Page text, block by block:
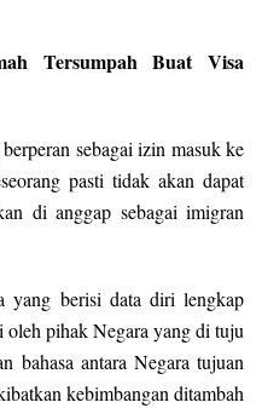
Tersumpah Buat Visa
sebagai izin masuk ke
pasti tidak akan dapat
di anggap sebagai imigran
yang berisi data diri lengkap
pihak Negara yang di tuju
bahasa antara Negara tujuan
kebimbangan ditambah